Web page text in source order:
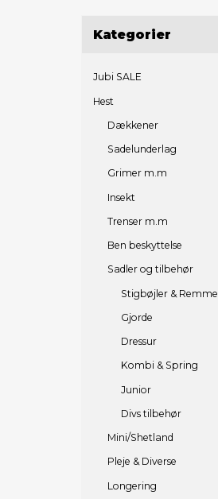
Kategorier
Jubi SALE
Hest
Dækkener
Sadelunderlag
Grimer m.m
Insekt
Trenser m.m
Ben beskyttelse
Sadler og tilbehør
Stigbøjler & Remme
Gjorde
Dressur
Kombi & Spring
Junior
Divs tilbehør
Mini/Shetland
Pleje & Diverse
Longering